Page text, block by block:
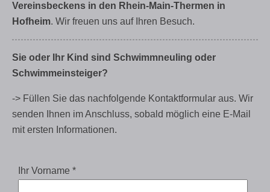
Vereinsbeckens in den Rhein-Main-Thermen in
Hofheim. Wir freuen uns auf Ihren Besuch.
Sie oder Ihr Kind sind Schwimmneuling oder
Schwimmeinsteiger?
-> Füllen Sie das nachfolgende Kontaktformular aus. Wir
senden Ihnen im Anschluss, sobald möglich eine E-Mail
mit ersten Informationen.
Ihr Vorname *